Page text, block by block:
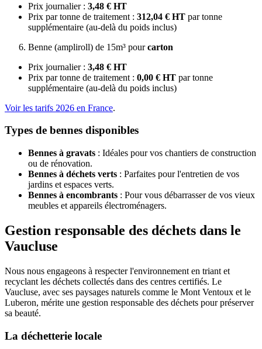
Prix journalier : 3,48 € HT
Prix par tonne de traitement : 312,04 € HT par tonne
supplémentaire (au-delà du poids inclus)
Benne (ampliroll) de 15m³ pourcarton
Prix journalier : 3,48 € HT
Prix par tonne de traitement : 0,00 € HT par tonne
supplémentaire (au-delà du poids inclus)
Voir les tarifs 2026 en France.
Types de bennes disponibles
Bennes à gravats : Idéales pour vos chantiers de construction
ou de rénovation.
Bennes à déchets verts : Parfaites pour l'entretien de vos
jardins et espaces verts.
Bennes à encombrants : Pour vous débarrasser de vos vieux
meubles et appareils électroménagers.
Gestion responsable des déchets dans le
Vaucluse
Nous nous engageons à respecter l'environnement en triant et
recyclant les déchets collectés dans des centres certifiés. Le
Vaucluse, avec ses paysages naturels comme le Mont Ventoux et le
Luberon, mérite une gestion responsable des déchets pour préserver
sa beauté.
La déchetterie locale